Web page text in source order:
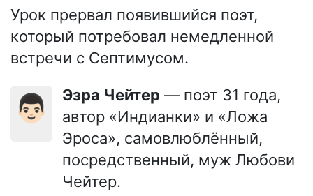
Урок прервал появившийся поэт,
который потребовал немедленной
встречи с Септимусом.
👨🏻 Эзра Чейтер — поэт 31 года,
автор «Индианки» и «Ложа
Эроса», самовлюблённый,
посредственный, муж Любови
Чейтер.